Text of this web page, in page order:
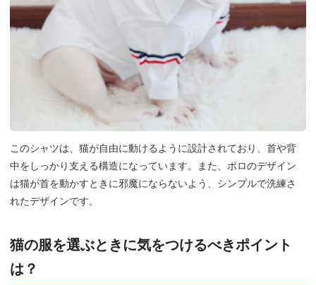
このシャツは、猫が自由に動けるように設計されており、首や背
中をしっかり支える構造になっています。また、ポロのデザイン
は猫が首を動かすときに邪魔にならないよう、シンプルで洗練さ
れたデザインです。
猫の服を選ぶときに気をつけるべきポイント
は？